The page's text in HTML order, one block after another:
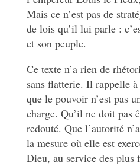
Mais ce n’est pas de
de lois qu’il lui parle :
et son peuple.
Ce texte n’a rien de
sans flatterie. Il rappelle
que le pouvoir n’est pas
charge. Qu’il ne doit pas
redouté. Que l’autorité
la mesure où elle est
Dieu, au service des plus